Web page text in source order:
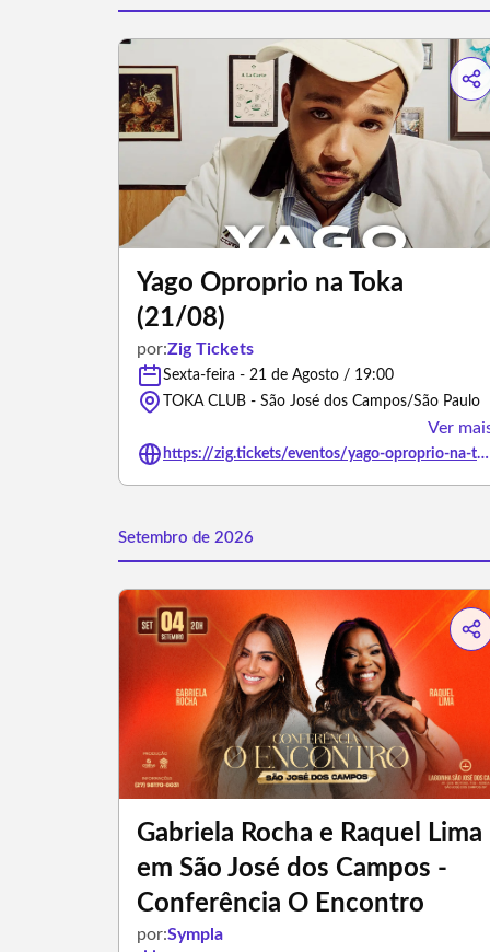
Yago Oproprio na Toka
(21/08)
por:Zig Tickets
Sexta-feira - 21 de Agosto / 19:00
TOKA CLUB - São José dos Campos/São Paulo
Ver
https://zig.tickets/eventos/yago-oproprio-na-toka-2108
Setembro de 2026
Gabriela Rocha e Raquel Lima
em São José dos Campos -
Conferência O Encontro
por:Sympla